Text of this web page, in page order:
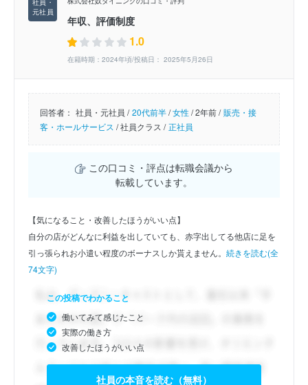
年収、評価制度
1.0
在籍時期：2024年頃/投稿日： 2025年5月26日
回答者： 社員・元社員 / 20代前半/女性/2年前 / 販売・接
客・ホールサービス /社員クラス / 正社員
この口コミ・評点は転職会議から
転載しています。
【気になること・改善したほうがいい点】
自分の店がどんなに利益を出していても、赤字出してる他店に足を
引っ張られお小遣い程度のボーナスしか貰えません。 続きを読む(全
74文字)
この投稿でわかること
働いてみて感じたこと
実際の働き方
改善したほうがいい点
社員の本音を読む（無料）